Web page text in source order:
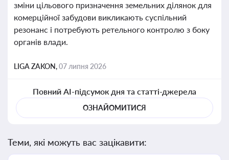
зміни цільового призначення земельних ділянок для
комерційної забудови викликають суспільний
резонанс і потребують ретельного контролю з боку
органів влади.
LIGA ZAKON,07 липня 2026
Повний AI-підсумок дня та статті-джерела
ОЗНАЙОМИТИСЯ
Теми, які можуть вас зацікавити: